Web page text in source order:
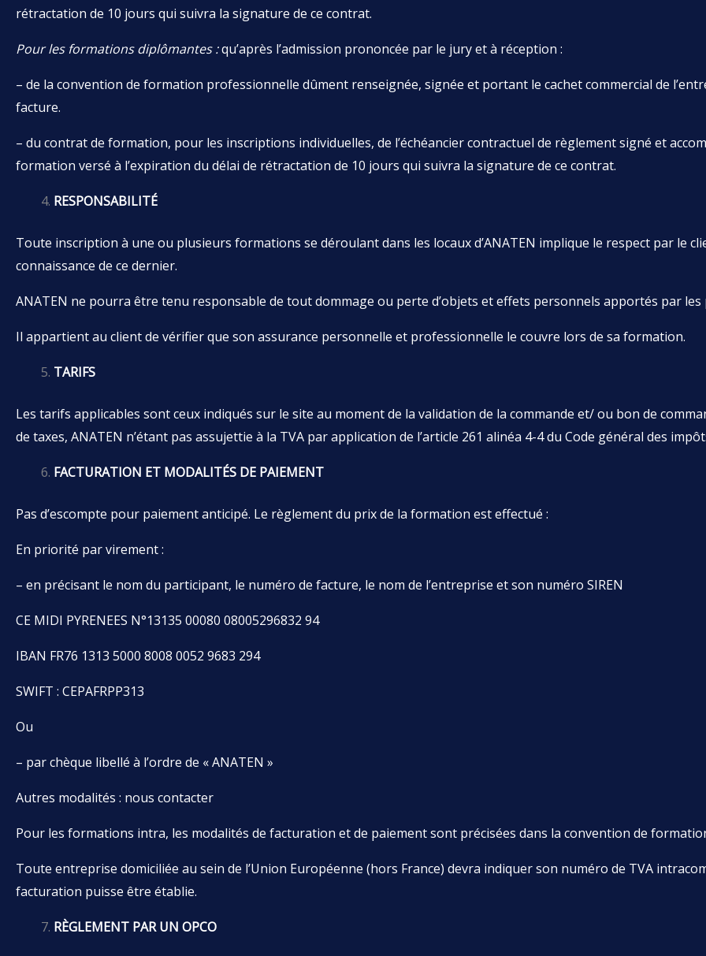
rétractation de 10 jours qui suivra la signature de ce contrat.
Pour les formations diplômantes :qu’après l’admission prononcée par le jury et à réception :
– de la convention de formation professionnelle dûment renseignée, signée et portant le cachet commercial de
facture.
– du contrat de formation, pour les inscriptions individuelles, de l’échéancier contractuel de règlement signé et
formation versé à l’expiration du délai de rétractation de 10 jours qui suivra la signature de ce contrat.
RESPONSABILITÉ
Toute inscription à une ou plusieurs formations se déroulant dans les locaux d’ANATEN implique le respect par le
connaissance de ce dernier.
ANATEN ne pourra être tenu responsable de tout dommage ou perte d’objets et effets personnels apportés par
Il appartient au client de vérifier que son assurance personnelle et professionnelle le couvre lors de sa formation.
TARIFS
Les tarifs applicables sont ceux indiqués sur le site au moment de la validation de la commande et/ ou bon de
de taxes, ANATEN n’étant pas assujettie à la TVA par application de l’article 261 alinéa 4-4 du Code général des
FACTURATION ET MODALITÉS DE PAIEMENT
Pas d’escompte pour paiement anticipé. Le règlement du prix de la formation est effectué :
En priorité par virement :
– en précisant le nom du participant, le numéro de facture, le nom de l’entreprise et son numéro SIREN
CE MIDI PYRENEES N°13135 00080 08005296832 94
IBAN FR76 1313 5000 8008 0052 9683 294
SWIFT : CEPAFRPP313
Ou
– par chèque libellé à l’ordre de « ANATEN »
Autres modalités : nous contacter
Pour les formations intra, les modalités de facturation et de paiement sont précisées dans la convention de
Toute entreprise domiciliée au sein de l’Union Européenne (hors France) devra indiquer son numéro de TVA
facturation puisse être établie.
RÈGLEMENT PAR UN OPCO